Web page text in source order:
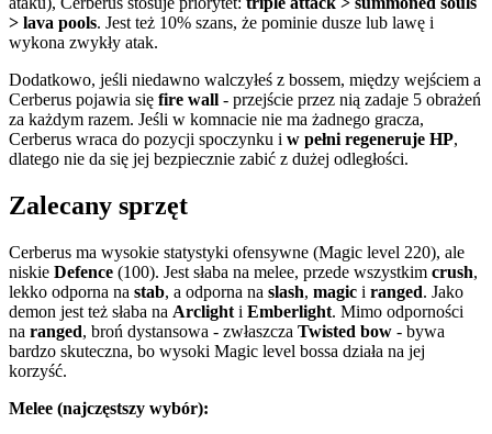
> lava pools. Jest też 10% szans, że pominie dusze lub lawę i
wykona zwykły atak.
Dodatkowo, jeśli niedawno walczyłeś z bossem, między wejściem a
Cerberus pojawia się fire wall - przejście przez nią zadaje 5 obrażeń
za każdym razem. Jeśli w komnacie nie ma żadnego gracza,
Cerberus wraca do pozycji spoczynku i w pełni regeneruje HP,
dlatego nie da się jej bezpiecznie zabić z dużej odległości.
Zalecany sprzęt
Cerberus ma wysokie statystyki ofensywne (Magic level 220), ale
niskie Defence (100). Jest słaba na melee, przede wszystkim crush,
lekko odporna na stab, a odporna na slash, magic i ranged. Jako
demon jest też słaba na Arclight i Emberlight. Mimo odporności
na ranged, broń dystansowa - zwłaszcza Twisted bow - bywa
bardzo skuteczna, bo wysoki Magic level bossa działa na jej
korzyść.
Melee (najczęstszy wybór):